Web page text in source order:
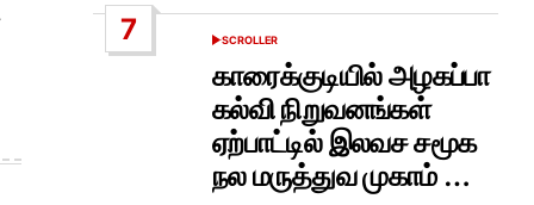
7
POSTED
SCROLLER
காரைக்குடியில் அழகப்பா
கல்வி நிறுவனங்கள்
ஏற்பாட்டில் இலவச சமூக
நல மருத்துவ முகாம் …